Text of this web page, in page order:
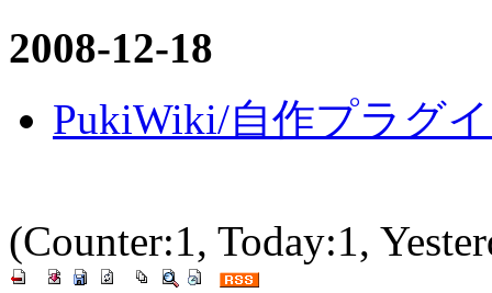
2008-12-18
PukiWiki/自作プラグ
(Counter:1, Today:1,